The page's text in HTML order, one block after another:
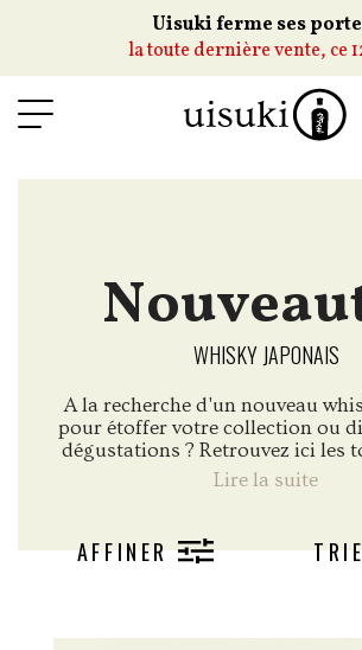
Uisuki ferme ses
la toute dernière vente, ce
WHISKY JAPONAIS
A la recherche d'un nouveau
pour étoffer votre collection ou
dégustations ? Retrouvez ici les
arrivages de la
Lire la suite
AFFINER